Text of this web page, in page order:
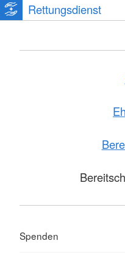
Rettungsdienst
Spenden